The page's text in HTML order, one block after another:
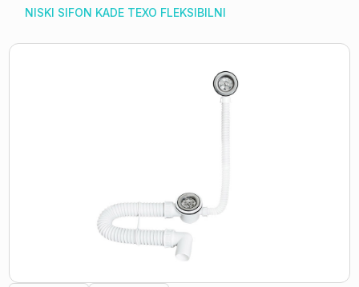
NISKI SIFON KADE TEXO FLEKSIBILNI